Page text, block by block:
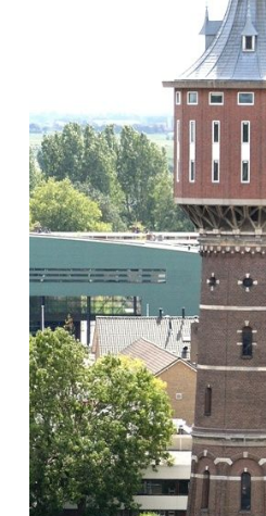
Jouw Sneek
De Friese meren
Other languages
UITagenda
Routes
Veel bezochte pagina's:
Top 10 leuke dingen
Vakantie vieren in Sneek